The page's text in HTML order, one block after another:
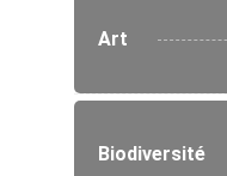
Art
Biodiversité